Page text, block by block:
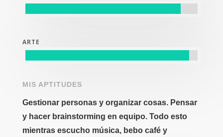
ARTE
MIS APTITUDES
Gestionar personas y organizar cosas. Pensar
y hacer brainstorming en equipo. Todo esto
mientras escucho música, bebo café y